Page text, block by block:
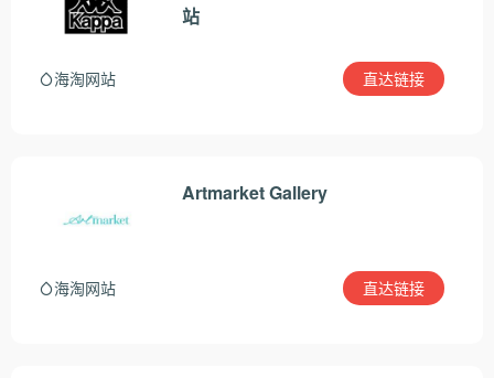
站
海淘网站 直达链接
Artmarket Gallery
海淘网站 直达链接